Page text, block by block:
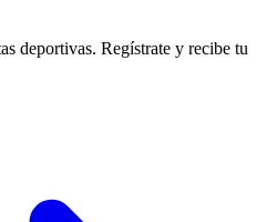
deportivas. Regístrate y recibe tu